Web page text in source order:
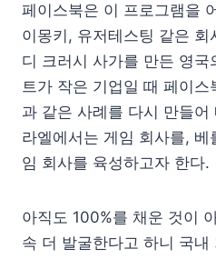
페이스북은 이 프로그램을
이몽키, 유저테스팅 같은
디 크러시 사가를 만든 영국
트가 작은 기업일 때 페이
과 같은 사례를 다시 만들
라엘에서는 게임 회사를, 베
임 회사를 육성하고자 한다.
아직도 100%를 채운 것이
속 더 발굴한다고 하니 국